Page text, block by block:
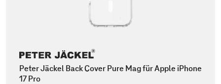
Peter Jäckel Back Cover Pure Mag für Apple iPhone
17 Pro